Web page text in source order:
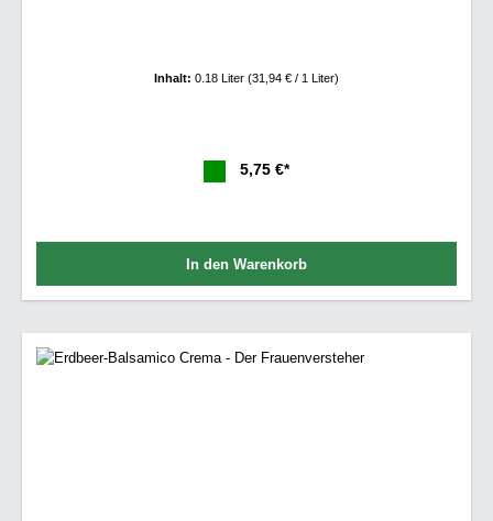
Inhalt: 0.18 Liter (31,94 € / 1 Liter)
5,75 €*
In den Warenkorb